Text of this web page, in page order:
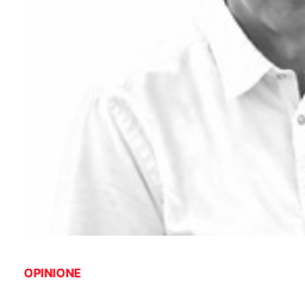
OPINIONE